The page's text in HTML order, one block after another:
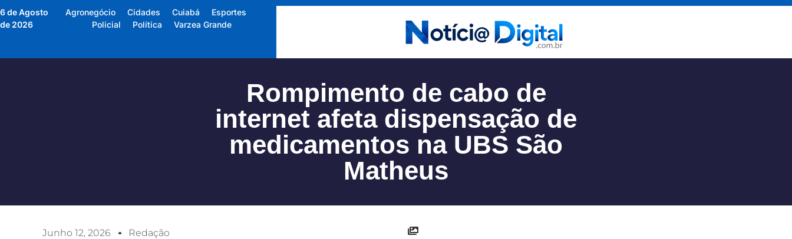
6 de Agosto
de 2026
Agronegócio Cidades Cuiabá
Esportes
Policial
Política Varzea Grande
Rompimento de cabo de
internet afeta dispensação de
medicamentos na UBS São
Matheus
Junho 12, 2026 Redação